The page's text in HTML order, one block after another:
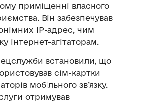
приміщенні власного
Він забезпечував
IP-адрес, чим
інтернет-агітаторам.
встановили, що
сім-картки
мобільного зв’язку.
отримував